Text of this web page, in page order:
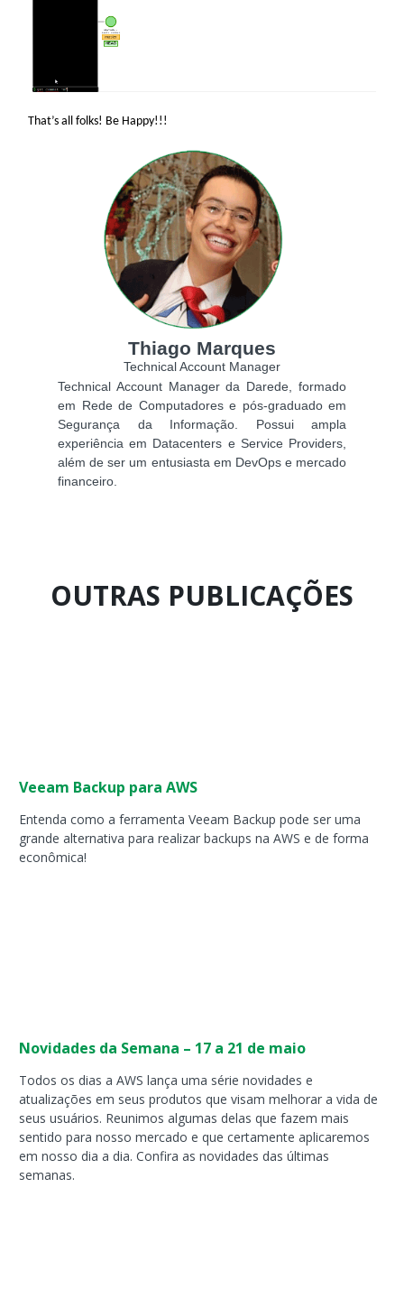
That’s all folks! Be Happy!!!
Thiago Marques
Technical Account Manager
Technical Account Manager da Darede, formado
em Rede de Computadores e pós-graduado em
Segurança da Informação. Possui ampla
experiência em Datacenters e Service Providers,
além de ser um entusiasta em DevOps e mercado
financeiro.
OUTRAS PUBLICAÇÕES
Veeam Backup para AWS
Entenda como a ferramenta Veeam Backup pode ser uma
grande alternativa para realizar backups na AWS e de forma
econômica!
Novidades da Semana – 17 a 21 de maio
Todos os dias a AWS lança uma série novidades e
atualizações em seus produtos que visam melhorar a vida de
seus usuários. Reunimos algumas delas que fazem mais
sentido para nosso mercado e que certamente aplicaremos
em nosso dia a dia. Confira as novidades das últimas
semanas.